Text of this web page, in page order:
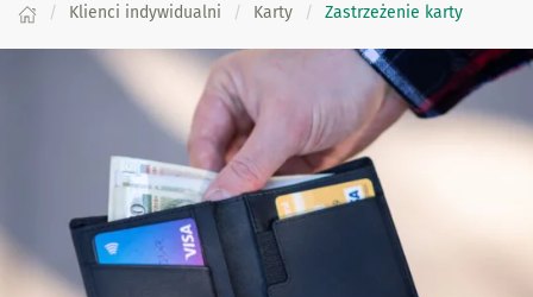
Klienci indywidualni Karty Zastrzeżenie karty